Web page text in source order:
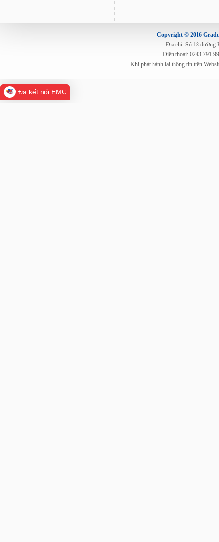
Copyright © 2016
Địa chỉ: Số 18 đường
Điện thoại:
Khi phát hành lại thông tin trên
Đã kết nối EMC